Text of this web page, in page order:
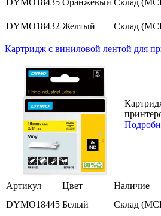
DYMO18435 Оранжевый Склад
DYMO18432 Желтый Склад
Картридж c виниловой лентой для
Артикул Цвет
Наличие
DYMO18445 Белый Склад